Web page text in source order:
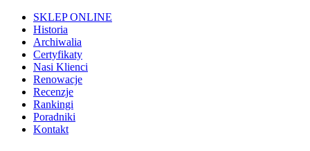
SKLEP ONLINE
Historia
Archiwalia
Certyfikaty
Nasi Klienci
Renowacje
Recenzje
Rankingi
Poradniki
Kontakt